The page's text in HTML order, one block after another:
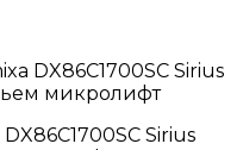
DX86C1700SC Sirius
микролифт